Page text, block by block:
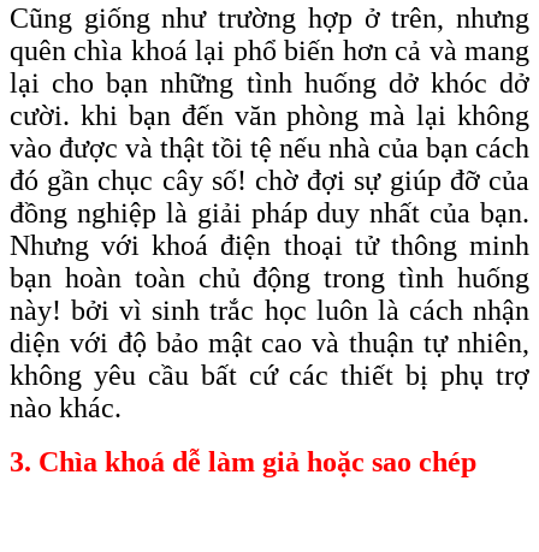
Cũng giống như trường hợp ở trên, nhưng
quên chìa khoá lại phổ biến hơn cả và mang
lại cho bạn những tình huống dở khóc dở
cười. khi bạn đến văn phòng mà lại không
vào được và thật tồi tệ nếu nhà của bạn cách
đó gần chục cây số! chờ đợi sự giúp đỡ của
đồng nghiệp là giải pháp duy nhất của bạn.
Nhưng với khoá điện thoại tử thông minh
bạn hoàn toàn chủ động trong tình huống
này! bởi vì sinh trắc học luôn là cách nhận
diện với độ bảo mật cao và thuận tự nhiên,
không yêu cầu bất cứ các thiết bị phụ trợ
nào khác.
3. Chìa khoá dễ làm giả hoặc sao chép